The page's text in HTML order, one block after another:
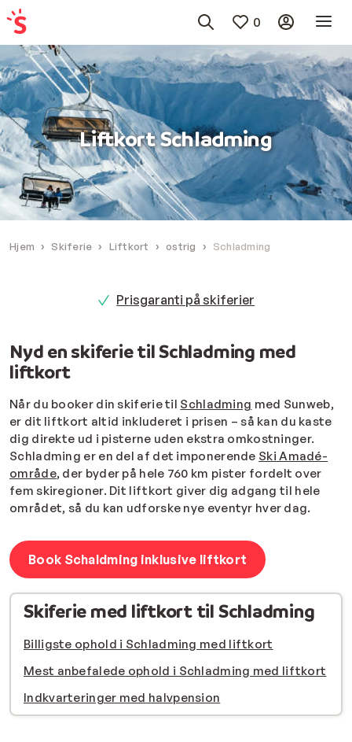
0
Liftkort Schladming
Hjem Skiferie Liftkort ostrig Schladming
Prisgaranti på skiferier
Nyd en skiferie til Schladming med
liftkort
Når du booker din skiferie til Schladming med Sunweb,
er dit liftkort altid inkluderet i prisen – så kan du kaste
dig direkte ud i pisterne uden ekstra omkostninger.
Schladming er en del af det imponerende Ski Amadé-
område, der byder på hele 760 km pister fordelt over
fem skiregioner. Dit liftkort giver dig adgang til hele
området, så du kan udforske nye eventyr hver dag.
Book Schaldming inklusive liftkort
Skiferie med liftkort til Schladming
Billigste ophold i Schladming med liftkort
Mest anbefalede ophold i Schladming med liftkort
Indkvarteringer med halvpension